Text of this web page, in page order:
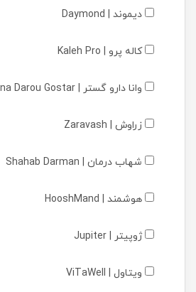
دیموند | Daymond
کاله پرو | Kaleh Pro
وانا دارو گستر | Vana Darou Gostar
زراوش | Zaravash
شهاب درمان | Shahab Darman
هوشمند | HooshMand
ژوپیتر | Jupiter
ویتاول | ViTaWell